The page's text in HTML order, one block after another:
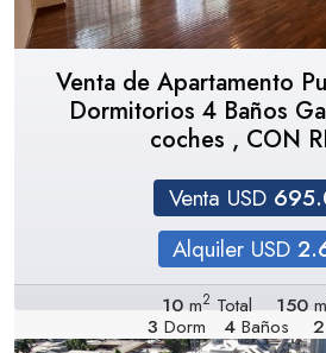
Venta de Apartamento
Dormitorios 4 Baños
coches , CON
Venta USD
Alquiler USD
10 m2 Total 150 m
3 Dorm 4 Baños 2